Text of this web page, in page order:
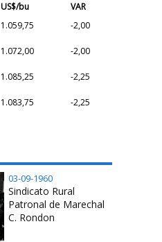
US$/bu
VAR
1.059,75 -2,00
1.072,00 -2,00
1.085,25 -2,25
1.083,75 -2,25
03-09-1960
Sindicato Rural
Patronal de Marechal
C. Rondon